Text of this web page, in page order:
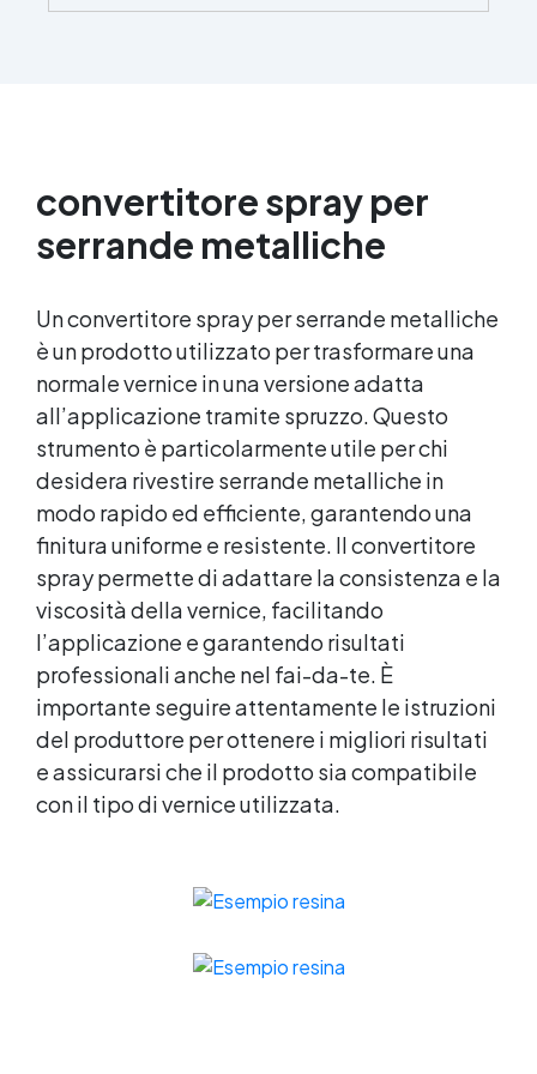
atmosferici, detergenti aggressivi, alcol e
qualsiasi superficie, senza colature, anche con
un'applicazione singola. ✅ Versatilità: Ideale
per diverse superfici, tra cui resina, legno,
metallo e plastica, migliorando aspetto e
convertitore spray per
serrande metalliche
Un convertitore spray per serrande metalliche
è un prodotto utilizzato per trasformare una
normale vernice in una versione adatta
all’applicazione tramite spruzzo. Questo
strumento è particolarmente utile per chi
desidera rivestire serrande metalliche in
modo rapido ed efficiente, garantendo una
finitura uniforme e resistente. Il convertitore
spray permette di adattare la consistenza e la
viscosità della vernice, facilitando
l’applicazione e garantendo risultati
professionali anche nel fai-da-te. È
importante seguire attentamente le istruzioni
del produttore per ottenere i migliori risultati
e assicurarsi che il prodotto sia compatibile
con il tipo di vernice utilizzata.